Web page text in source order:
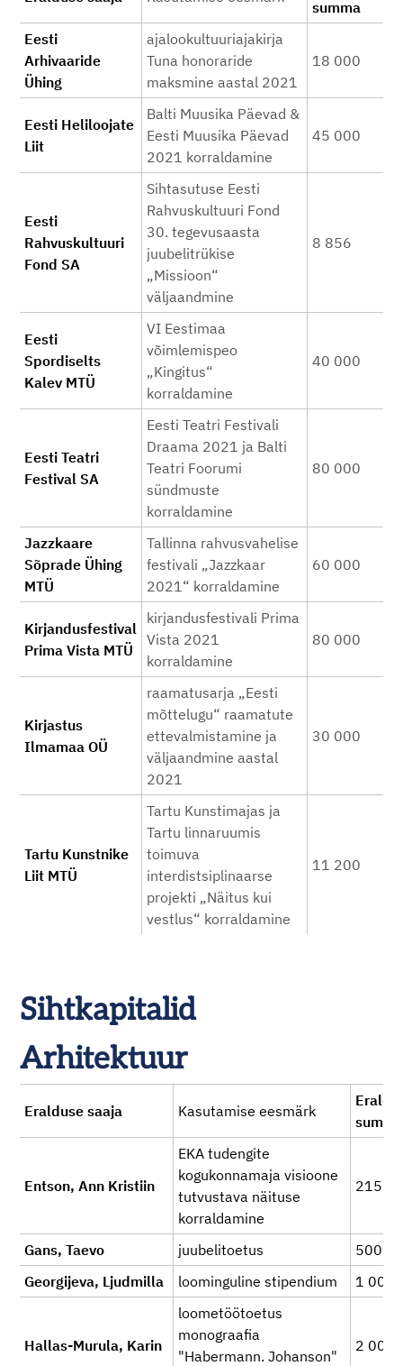
summa
Eesti
Arhivaaride
Ühing
ajalookultuuriajakirja
Tuna honoraride
maksmine aastal 2021
18 000
Eesti Heliloojate
Liit
Balti Muusika Päevad &
Eesti Muusika Päevad
2021 korraldamine
45 000
Eesti
Rahvuskultuuri
Fond SA
Sihtasutuse Eesti
Rahvuskultuuri Fond
30. tegevusaasta
juubelitrükise
„Missioon“
väljaandmine
8 856
Eesti
Spordiselts
Kalev MTÜ
VI Eestimaa
võimlemispeo
„Kingitus“
korraldamine
40 000
Eesti Teatri
Festival SA
Eesti Teatri Festivali
Draama 2021 ja Balti
Teatri Foorumi
sündmuste
korraldamine
80 000
Jazzkaare
Sõprade Ühing
MTÜ
Tallinna rahvusvahelise
festivali „Jazzkaar
2021“ korraldamine
60 000
Kirjandusfestival
Prima Vista MTÜ
kirjandusfestivali Prima
Vista 2021
korraldamine
80 000
Kirjastus
Ilmamaa OÜ
raamatusarja „Eesti
mõttelugu“ raamatute
ettevalmistamine ja
väljaandmine aastal
2021
30 000
Tartu Kunstnike
Liit MTÜ
Tartu Kunstimajas ja
Tartu linnaruumis
toimuva
interdistsiplinaarse
projekti „Näitus kui
vestlus“ korraldamine
11 200
Sihtkapitalid
Arhitektuur
Eralduse saaja Kasutamise eesmärk
summa
Entson, Ann Kristiin
EKA tudengite
kogukonnamaja visioone
tutvustava näituse
korraldamine
215
Gans, Taevo juubelitoetus
500
Georgijeva, Ljudmilla
loominguline stipendium 1 000
Hallas-Murula, Karin
loometöötoetus
monograafia
"Habermann. Johanson"
2 000